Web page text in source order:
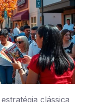
clássica